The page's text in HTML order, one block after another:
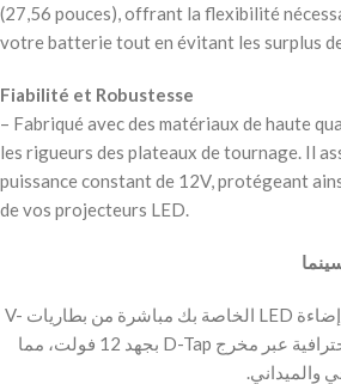
(27,56 pouces), offrant la flexibilité
votre batterie tout en évitant les surplus
Fiabilité et Robustesse
– Fabriqué avec des matériaux de haute
les rigueurs des plateaux de tournage. Il
puissance constant de 12V, protégeant
de vos projecteurs LED.
‫- يتيح لك هذا الكابل تشغيل إضاءة LED الخاصة بك مباشرة من بطاريات V-
Mount أو Gold Mount الاحترافية عبر مخرج D-Tap بجهد 12 فولت، مما
والميداني.